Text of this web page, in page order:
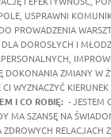
USPRAWNI
PROWADZENIA
DOROSŁYCH I
DOKONANIA ZMIANY W
WYZNACZYĆ
I CO ROBIĘ: - JESTEM
MA SZANSĘ NA
ZDROWYCH RELACJACH